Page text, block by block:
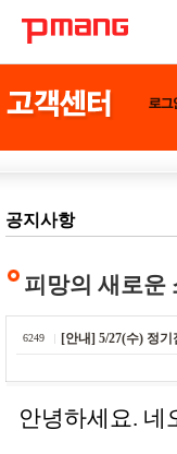
공지사항
피망의 새로운
6249 [안내] 5/27(수) 정기
안녕하세요. 네